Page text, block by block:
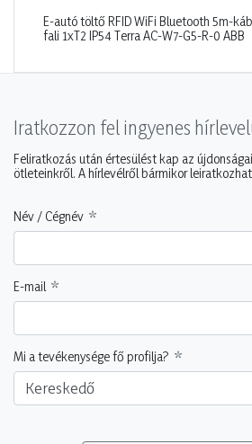
E-autó töltő RFID WiFi Bluetooth 5m-
fali 1xT2 IP54 Terra AC-W7-G5-R-0 ABB
Iratkozzon fel ingyenes
Feliratkozás után értesülést kap az
ötleteinkről. A hírlevélről bármikor
Név / Cégnév
E-mail
Mi a tevékenysége fő profilja?
Kereskedő